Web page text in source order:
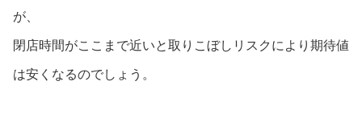
が、
閉店時間がここまで近いと取りこぼしリスクにより期待値
は安くなるのでしょう。